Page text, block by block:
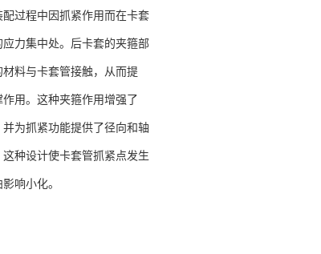
配过程中因抓紧作用而在卡套
力集中处。后卡套的夹箍部
材料与卡套管接触，从而提
用。这种夹箍作用增强了
为抓紧功能提供了径向和轴
这种设计使卡套管抓紧点发生
响小化。